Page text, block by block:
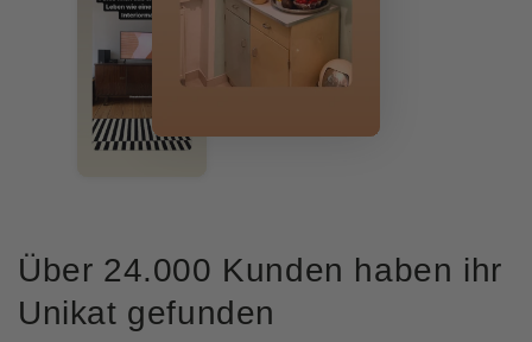
Über 24.000 Kunden haben ihr
Unikat gefunden